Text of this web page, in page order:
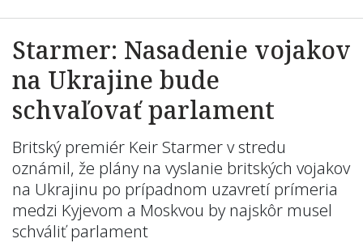
Starmer: Nasadenie vojakov
na Ukrajine bude
schvaľovať parlament
Britský premiér Keir Starmer v stredu
oznámil, že plány na vyslanie britských vojakov
na Ukrajinu po prípadnom uzavretí prímeria
medzi Kyjevom a Moskvou by najskôr musel
schváliť parlament